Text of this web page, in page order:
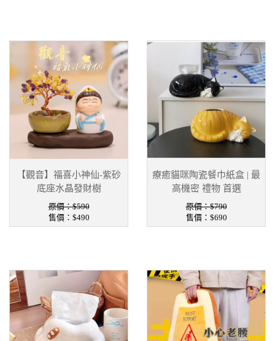
【觀音】福喜小神仙-紫砂
底座水晶發財樹
原價：$590
售價： $490
療癒貓咪陶瓷餐巾紙盒 | 最
高機密 禮物 首選
原價：$790
售價： $690